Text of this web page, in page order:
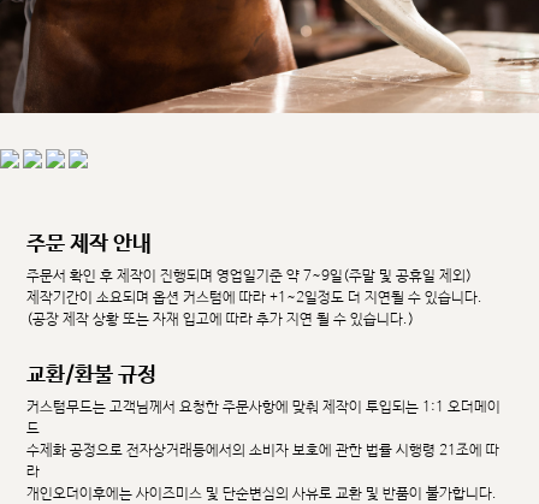
주문 제작 안내
주문서 확인 후 제작이 진행되며 영업일기준 약 7~9일(주말 및 공휴일 제외)
제작기간이 소요되며 옵션 커스텀에 따라 +1~2일정도 더 지연될 수 있습니다.
(공장 제작 상황 또는 자재 입고에 따라 추가 지연 될 수 있습니다.)
교환/환불 규정
커스텀무드는 고객님께서 요청한 주문사항에 맞춰 제작이 투입되는 1:1 오더메이
드
수제화 공정으로 전자상거래등에서의 소비자 보호에 관한 법률 시행령 21조에 따
라
개인오더이후에는 사이즈미스 및 단순변심의 사유로 교환 및 반품이 불가합니다.